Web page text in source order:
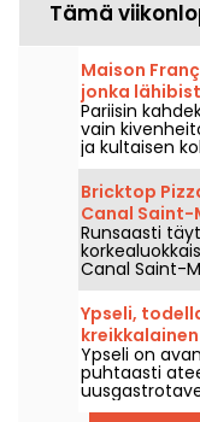
Tämä
Maison
jonka
kultaisen
Pariisin
vain
ja kultaisen
François 1er
henkivä
Bricktop
Canal
Runsaasti
Canal Saint-
Bricktop
Ypseli,
Ypseli on
puhtaasti
menestys.